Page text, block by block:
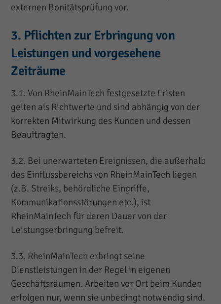
externen Bonitätsprüfung vor.
3. Pflichten zur Erbringung von
Leistungen und vorgesehene
Zeiträume
3.1. Von RheinMainTech festgesetzte Fristen
gelten als Richtwerte und sind abhängig von der
korrekten Mitwirkung des Kunden und dessen
Beauftragten.
3.2. Bei unerwarteten Ereignissen, die außerhalb
des Einflussbereichs von RheinMainTech liegen
(z.B. Streiks, behördliche Eingriffe,
Kommunikationsstörungen etc.), ist
RheinMainTech für deren Dauer von der
Leistungserbringung befreit.
3.3. RheinMainTech erbringt seine
Dienstleistungen in der Regel in eigenen
Geschäftsräumen. Arbeiten vor Ort beim Kunden
erfolgen nur, wenn sie unbedingt notwendig sind.